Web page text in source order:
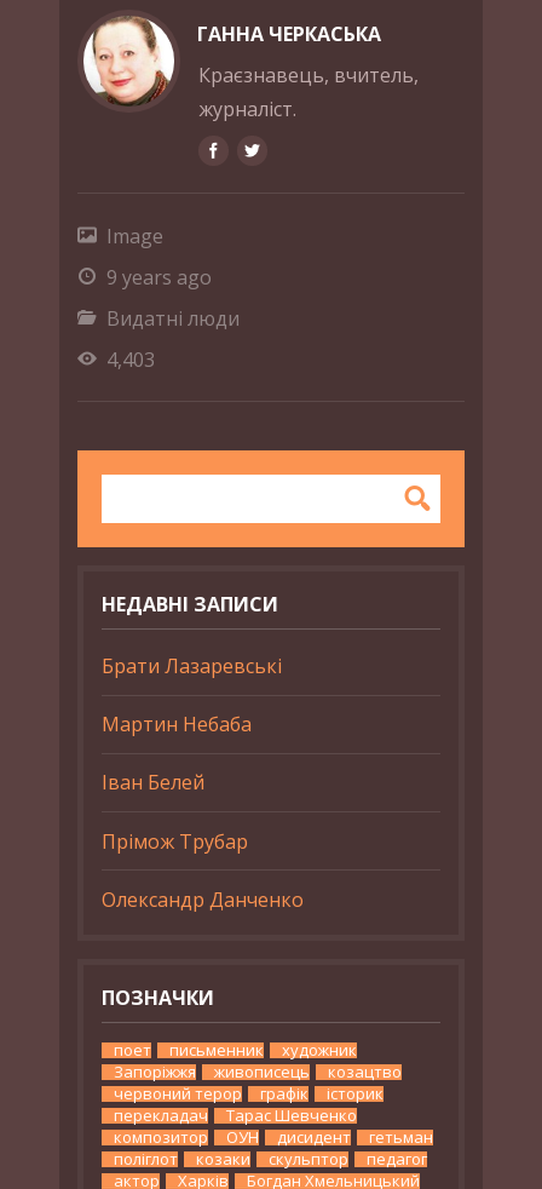
ГАННА ЧЕРКАСЬКА
Краєзнавець, вчитель,
журналіст.
Image
9 years ago
Видатні люди
4,403
НЕДАВНІ ЗАПИСИ
Брати Лазаревські
Мартин Небаба
Іван Белей
Прімож Трубар
Олександр Данченко
ПОЗНАЧКИ
поет письменник
художник
Запоріжжя
живописець
козацтво
червоний терор
графік
історик
перекладач
Тарас Шевченко
композитор
ОУН дисидент
гетьман
поліглот
козаки скульптор
педагог
актор
Харків
Богдан Хмельницький